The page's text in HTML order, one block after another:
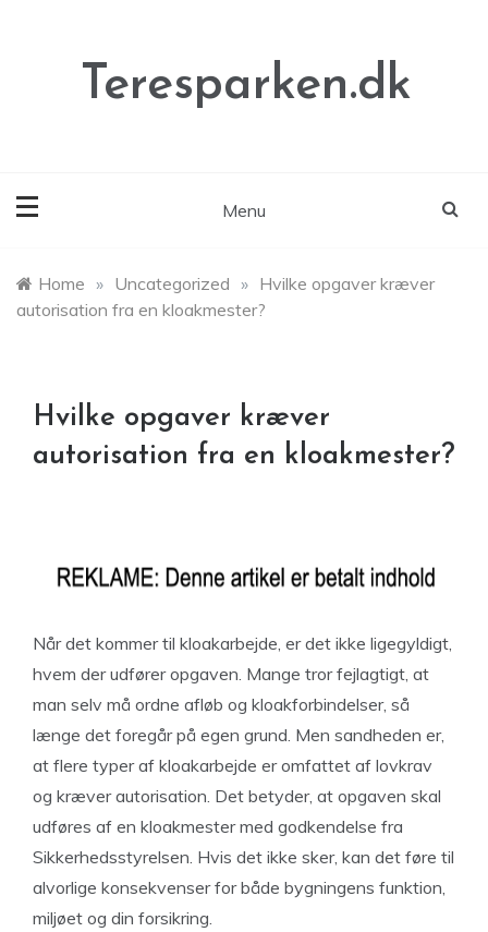
Teresparken.dk
Menu
Home » Uncategorized » Hvilke opgaver kræver
autorisation fra en kloakmester?
Hvilke opgaver kræver
autorisation fra en kloakmester?
Når det kommer til kloakarbejde, er det ikke ligegyldigt,
hvem der udfører opgaven. Mange tror fejlagtigt, at
man selv må ordne afløb og kloakforbindelser, så
længe det foregår på egen grund. Men sandheden er,
at flere typer af kloakarbejde er omfattet af lovkrav
og kræver autorisation. Det betyder, at opgaven skal
udføres af en kloakmester med godkendelse fra
Sikkerhedsstyrelsen. Hvis det ikke sker, kan det føre til
alvorlige konsekvenser for både bygningens funktion,
miljøet og din forsikring.